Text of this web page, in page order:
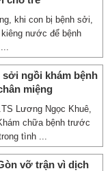
khi con bị bệnh sởi,
nước để bệnh
sởi ngồi khám bệnh
miệng
Lương Ngọc Khuê,
chữa bệnh trước
tình ...
vỡ trận vì dịch